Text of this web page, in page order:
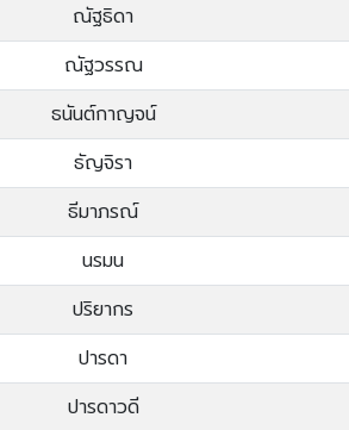
ณัฐธิดา
ณัฐวรรณ
ธนันต์กาญจน์
ธัญจิรา
ธีมาภรณ์
นรมน
ปริยากร
ปารดา
ปารดาวดี